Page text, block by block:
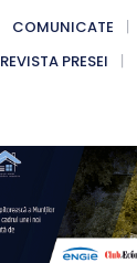
COMUNICATE
REVISTA PRESEI